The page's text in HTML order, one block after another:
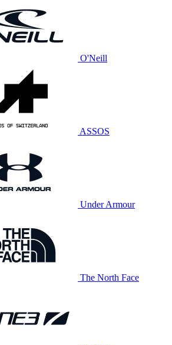
O'Neill
ASSOS
Under Armour
The North Face